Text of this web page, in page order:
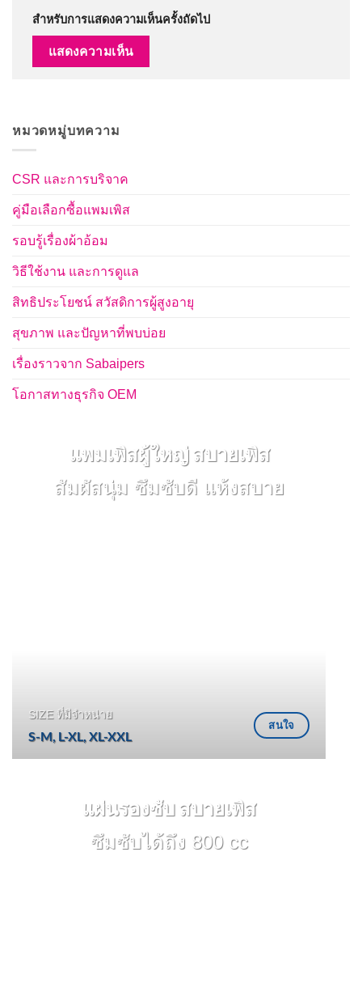
สำหรับการแสดงความเห็นครั้งถัดไป
หมวดหมู่บทความ
CSR และการบริจาค
คู่มือเลือกซื้อแพมเพิส
รอบรู้เรื่องผ้าอ้อม
วิธีใช้งาน และการดูแล
สิทธิประโยชน์ สวัสดิการผู้สูงอายุ
สุขภาพ และปัญหาที่พบบ่อย
เรื่องราวจาก Sabaipers
โอกาสทางธุรกิจ OEM
แพมเพิสผู้ใหญ่ สบายเพิส
สัมผัสนุ่ม ซึมซับดี แห้งสบาย
SIZE ที่มีจำหน่าย
S-M, L-XL, XL-XXL
สนใจ
แผ่นรองซับ สบายเพิส
ซึมซับได้ถึง 800 cc